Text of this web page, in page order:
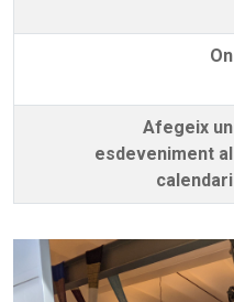
On
Afegeix un
esdeveniment al
calendari